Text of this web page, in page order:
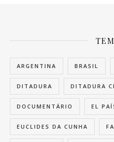
ARGENTINA BRASIL
DITADURA DITADURA
DOCUMENTÁRIO EL
EUCLIDES DA CUNHA